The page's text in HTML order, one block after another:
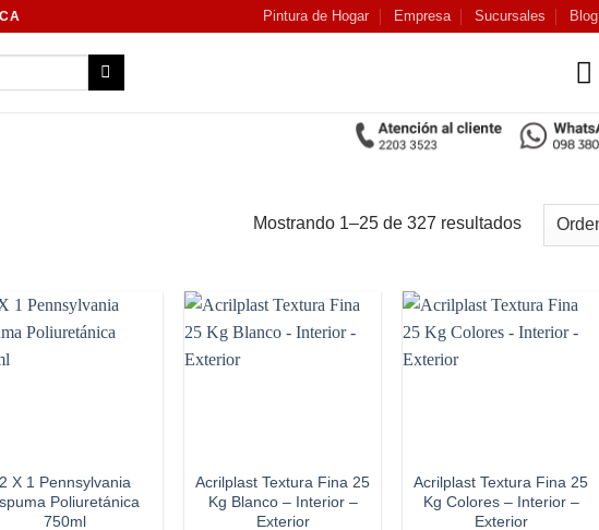
Pintura de Hogar Empresa Sucursales Blog
Mostrando 1–25 de 327 resultados
X 1 Pennsylvania
Poliuretánica
750ml
Acrilplast Textura Fina 25
Kg Blanco – Interior –
Exterior
Acrilplast Textura Fina 25
Kg Colores – Interior –
Exterior